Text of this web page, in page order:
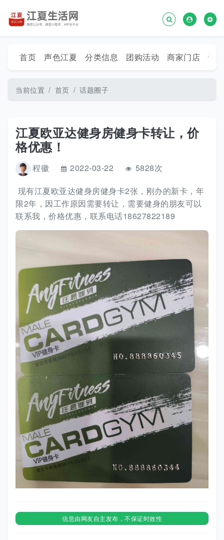
首页 声色江夏 分类信息 团购活动 商家门店 话
当前位置 首页 话题圈子
江夏欧亚达健身房健身卡转让，价
格优惠！
程徽 2022-03-22
5828次
现有江夏欧亚达健身房健身卡2张，刚办的新卡，年
限2年，因工作原因需要转让，需要健身的朋友可以
联系我，价格优惠，联系电话18627822189
信息由网友自主发布，不保证时效性